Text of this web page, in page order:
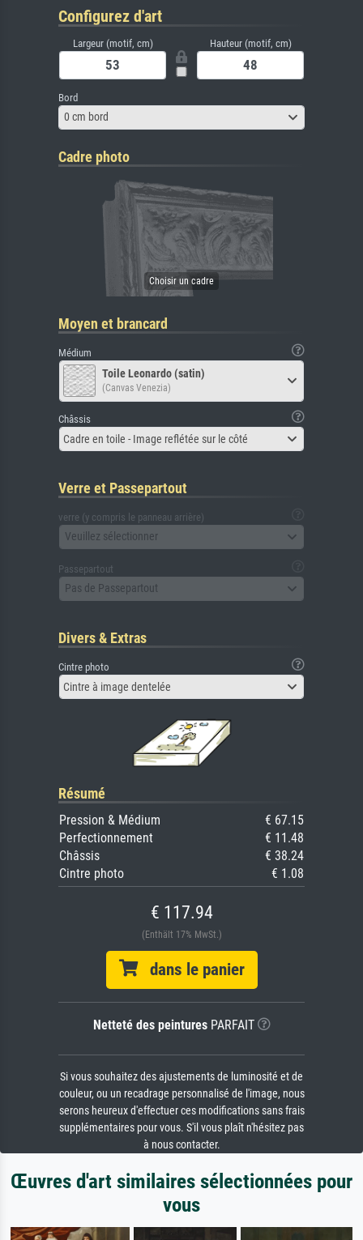
Configurez d'art
Largeur (motif, cm) Hauteur (motif, cm)
Bord
0 cm bord
Cadre photo
Moyen et brancard
Médium
Toile Leonardo (satin)
(Canvas Venezia)
Châssis
Cadre en toile - Image reflétée sur le côté
Verre et Passepartout
verre (y compris le panneau arrière)
Veuillez sélectionner
Passepartout
Pas de Passepartout
Divers & Extras
Cintre photo
Cintre à image dentelée
Résumé
Pression & Médium
€ 67.15
Perfectionnement
€ 11.48
Châssis
€ 38.24
Cintre photo
€ 1.08
€ 117.94
(Enthält 17% MwSt.)
dans le panier
Netteté des peinturesPARFAIT
Si vous souhaitez des ajustements de luminosité et de
couleur, ou un recadrage personnalisé de l'image, nous
serons heureux d'effectuer ces modifications sans frais
supplémentaires pour vous. S'il vous plaît n'hésitez pas
à nous contacter.
Œuvres d'art similaires sélectionnées pour
vous